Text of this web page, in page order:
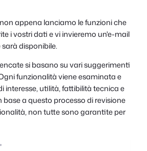
Czech
appena lanciamo le funzioni che
i vostri dati e vi invieremo un'e-mail
disponibile.
si basano su vari suggerimenti
funzionalità viene esaminata e
interesse, utilità, fattibilità tecnica e
base a questo processo di revisione
non tutte sono garantite per